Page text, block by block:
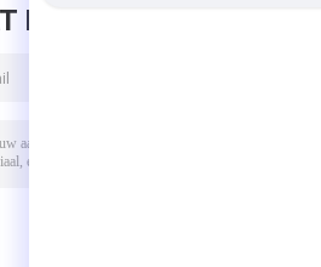
BERICHT ACHTER